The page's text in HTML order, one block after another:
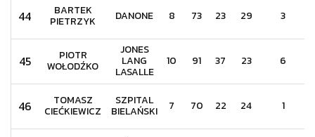
44 BARTEK
PIETRZYK DANONE 8 73 23 29 3
45 PIOTR
WOŁODŹKO
JONES
LANG
LASALLE
10 91 37 23 6
46 TOMASZ
CIEĆKIEWICZ
SZPITAL
BIELAŃSKI 7 70 22 24 1